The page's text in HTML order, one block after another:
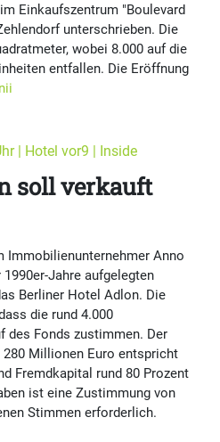
Einkaufszentrum "Boulevard
unterschrieben. Die
wobei 8.000 auf die
entfallen. Die Eröffnung
| Hotel vor9 | Inside
soll verkauft
Immobilienunternehmer Anno
Jahre aufgelegten
Berliner Hotel Adlon. Die
die rund 4.000
des Fonds zustimmen. Der
Millionen Euro entspricht
Fremdkapital rund 80 Prozent
ist eine Zustimmung von
Stimmen erforderlich.